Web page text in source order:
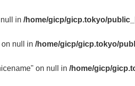
in /home/gicp/gicp.tokyo/
on null in /home/gicp/gicp.tokyo/
on null in /home/gicp/